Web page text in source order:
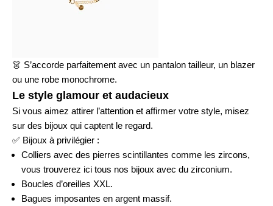
👗 S’accorde parfaitement avec un pantalon tailleur, un blazer
ou une robe monochrome.
Le style glamour et audacieux
Si vous aimez attirer l’attention et affirmer votre style, misez
sur des bijoux qui captent le regard.
✅ Bijoux à privilégier :
Colliers avec des pierres scintillantes comme les zircons,
vous trouverez ici tous nos bijoux avec du zirconium.
Boucles d’oreilles XXL.
Bagues imposantes en argent massif.